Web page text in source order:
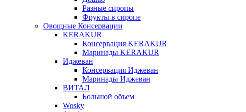
Разные сиропы
Фрукты в сиропе
Овощные Консервации
KERAKUR
Консервация KERAKUR
Маринады KERAKUR
Иджеван
Консервация Иджеван
Маринады Иджеван
ВИТАЛ
Большой объем
Wosky